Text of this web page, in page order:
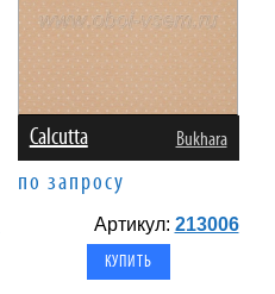
Calcutta Bukhara
по запросу
Артикул: 213006